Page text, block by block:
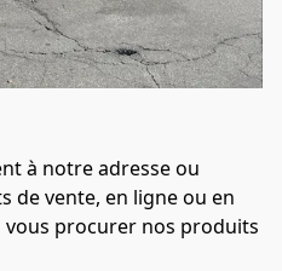
à notre adresse ou
de vente, en ligne ou en
vous procurer nos produits